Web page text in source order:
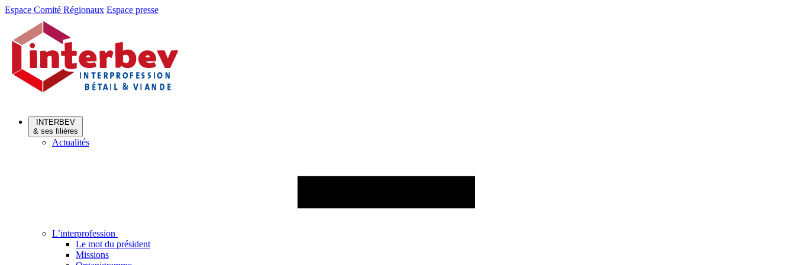
Aller
Aller
contenu
Espace Comité Régionaux Espace presse
INTERBEV
& ses filières
Actualités
L’interprofession
Le mot du président
Missions